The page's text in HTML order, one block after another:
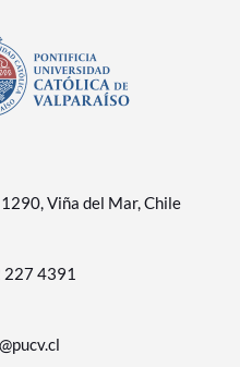
Viña del Mar, Chile
227 4391